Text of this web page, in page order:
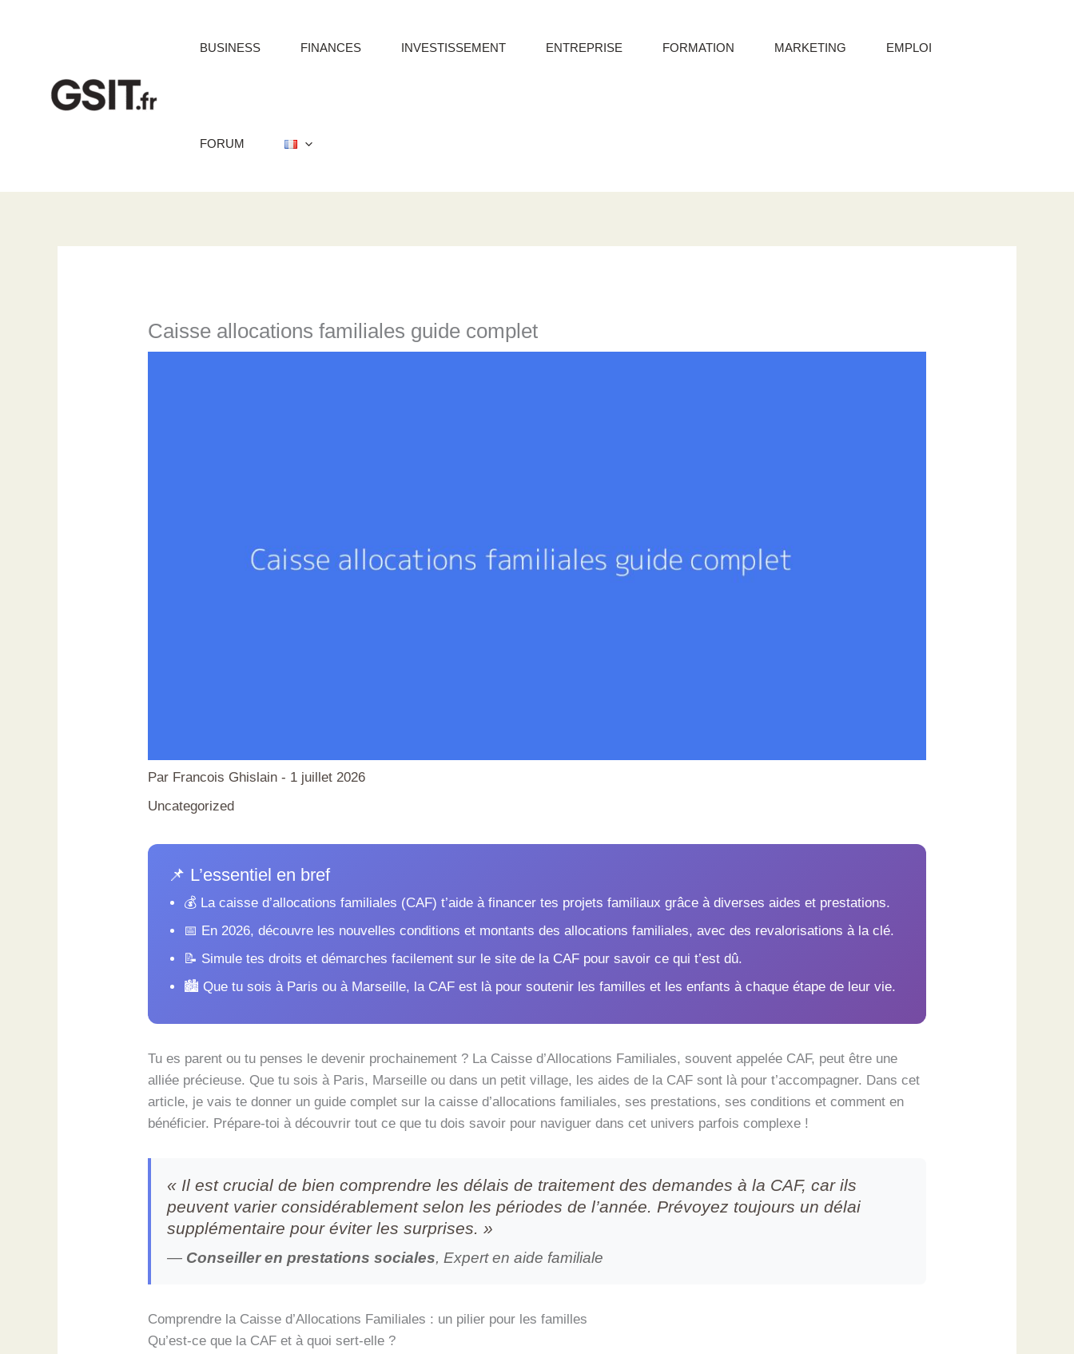
BUSINESS FINANCES INVESTISSEMENT ENTREPRISE FORMATION MARKETING EMPLOI
FORUM
Caisse allocations familiales guide complet
Par Francois Ghislain- 1 juillet 2026
Uncategorized
📌 L’essentiel en bref
💰 La caisse d’allocations familiales (CAF) t’aide à financer tes projets familiaux grâce à diverses aides et prestations.
📅 En 2026, découvre les nouvelles conditions et montants des allocations familiales, avec des revalorisations à la clé.
📝 Simule tes droits et démarches facilement sur le site de la CAF pour savoir ce qui t’est dû.
🏙️ Que tu sois à Paris ou à Marseille, la CAF est là pour soutenir les familles et les enfants à chaque étape de leur vie.
Tu es parent ou tu penses le devenir prochainement ? La Caisse d’Allocations Familiales, souvent appelée CAF, peut être une
alliée précieuse. Que tu sois à Paris, Marseille ou dans un petit village, les aides de la CAF sont là pour t’accompagner. Dans cet
article, je vais te donner un guide complet sur la caisse d’allocations familiales, ses prestations, ses conditions et comment en
bénéficier. Prépare-toi à découvrir tout ce que tu dois savoir pour naviguer dans cet univers parfois complexe !
« Il est crucial de bien comprendre les délais de traitement des demandes à la CAF, car ils
peuvent varier considérablement selon les périodes de l’année. Prévoyez toujours un délai
supplémentaire pour éviter les surprises. »
— Conseiller en prestations sociales, Expert en aide familiale
Comprendre la Caisse d’Allocations Familiales : un pilier pour les familles
Qu’est-ce que la CAF et à quoi sert-elle ?